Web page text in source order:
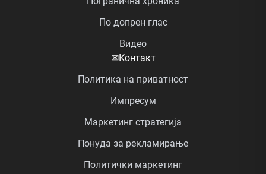
По допрен глас
Видео
✉Контакт
Политика на приватност
Импресум
Маркетинг стратегија
Понуда за рекламирање
Политички маркетинг